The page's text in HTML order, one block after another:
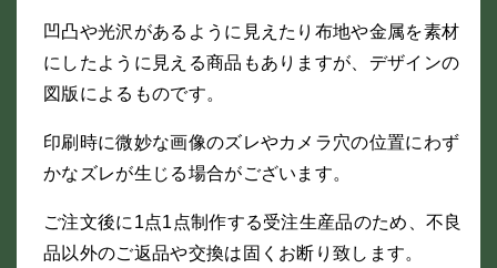
凹凸や光沢があるように見えたり布地や金属を素材
にしたように見える商品もありますが、デザインの
図版によるものです。
印刷時に微妙な画像のズレやカメラ穴の位置にわず
かなズレが生じる場合がございます。
ご注文後に1点1点制作する受注生産品のため、不良
品以外のご返品や交換は固くお断り致します。